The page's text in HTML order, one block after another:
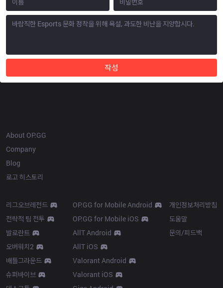
작성
About OP.GG
Company
Blog
로고 히스토리
리그오브레전드
전략적 팀 전투
발로란트
오버워치2
배틀그라운드
슈퍼바이브
OP.GG for Mobile Android
OP.GG for Mobile iOS
AllT Android
AllT iOS
Valorant Android
Valorant iOS
개인정보처리방침
도움말
문의/피드백